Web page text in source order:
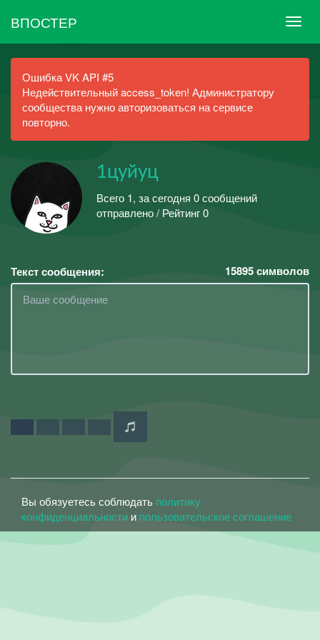
ВПОСТЕР
Ошибка VK API #5
Недействительный access_token! Администратору
сообщества нужно авторизоваться на сервисе
повторно.
1цуйуц
Всего 1, за сегодня 0 сообщений
отправлено / Рейтинг 0
Текст сообщения: 15895символов
Вы обязуетесь соблюдать политику
конфиденциальности и пользовательское соглашение